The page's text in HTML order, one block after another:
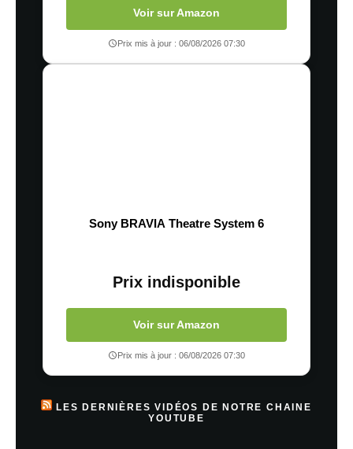
Voir sur Amazon
Prix mis à jour : 06/08/2026 07:30
Sony BRAVIA Theatre System 6
Prix indisponible
Voir sur Amazon
Prix mis à jour : 06/08/2026 07:30
LES DERNIÈRES VIDÉOS DE NOTRE CHAINE
YOUTUBE